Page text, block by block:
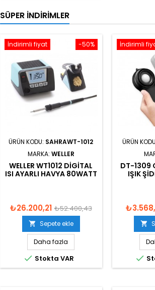
SÜPER İNDIRIMLER
-50%
İndirimli fiyat
ÜRÜN KODU: SAHRAWT-1012
MARKA: WELLER
WELLER WT1012 DIGITAL
ISI AYARLI HAVYA 80WATT
₺26.200,21 ₺52.400,43
 Sepete ekle
Daha fazla
 Stokta VAR
İndirimli
ÜRÜN
DT-1309
IŞIK

